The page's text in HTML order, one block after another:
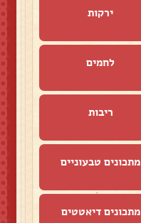
ירקות
לחמים
ריבות
מתכונים טבעוניים
מתכונים דיאטטים